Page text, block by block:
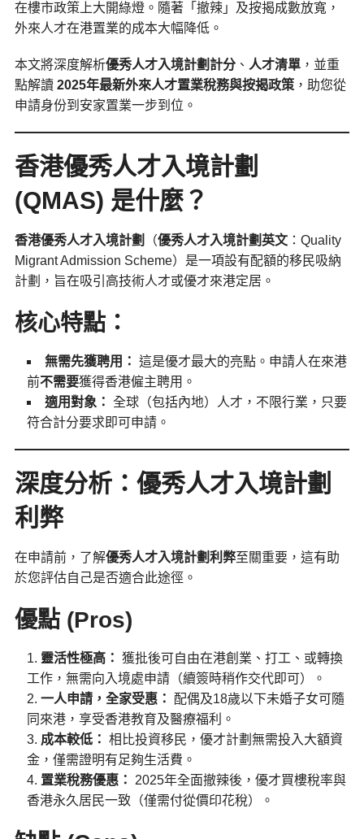
在樓市政策上大開綠燈。隨著「撤辣」及按揭成數放寬，
外來人才在港置業的成本大幅降低。
本文將深度解析優秀人才入境計劃計分、 人才清單，並重
點解讀 2025年最新外來人才置業稅務與按揭政策，助您從
申請身份到安家置業一步到位。
香港優秀人才入境計劃
(QMAS) 是什麼？
香港優秀人才入境計劃 （優秀人才入境計劃英文：Quality
Migrant Admission Scheme）是一項設有配額的移民吸納
計劃，旨在吸引高技術人才或優才來港定居。
核心特點：
無需先獲聘用： 這是優才最大的亮點。申請人在來港
前不需要獲得香港僱主聘用。
適用對象： 全球（包括內地）人才，不限行業，只要
符合計分要求即可申請。
深度分析：優秀人才入境計劃
利弊
在申請前，了解優秀人才入境計劃利弊至關重要，這有助
於您評估自己是否適合此途徑。
優點 (Pros)
靈活性極高： 獲批後可自由在港創業、打工、或轉換
工作，無需向入境處申請（續簽時稍作交代即可）。
一人申請，全家受惠：
配偶及18歲以下未婚子女可隨
同來港，享受香港教育及醫療福利。
成本較低： 相比投資移民，優才計劃無需投入大額資
金，僅需證明有足夠生活費。
置業稅務優惠：
2025年全面撤辣後，優才買樓稅率與
香港永久居民一致（僅需付從價印花稅）。